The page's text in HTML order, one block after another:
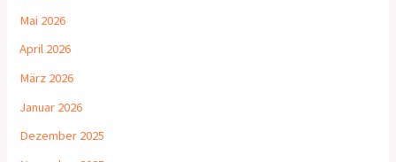
Mai 2026
April 2026
März 2026
Januar 2026
Dezember 2025